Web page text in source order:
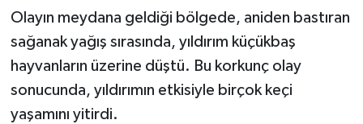
Olayın meydana geldiği bölgede, aniden bastıran
sağanak yağış sırasında, yıldırım küçükbaş
hayvanların üzerine düştü. Bu korkunç olay
sonucunda, yıldırımın etkisiyle birçok keçi
yaşamını yitirdi.
ÜÇÜNCÜ SAYFA
BİLİMNET
Yemek